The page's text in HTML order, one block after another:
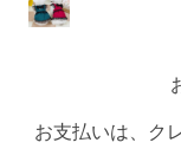
お支払いは、ク